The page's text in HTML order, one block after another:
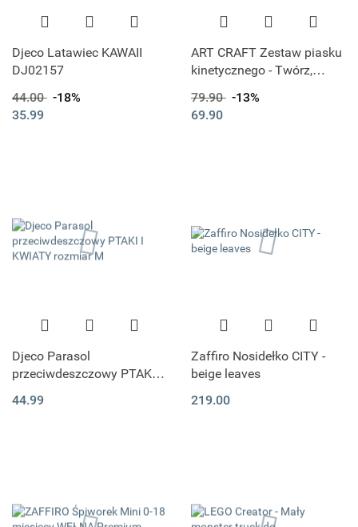
Djeco Latawiec KAWAII
DJ02157
44.00 -18%
35.99
ART CRAFT Zestaw piasku
kinetycznego - Twórz,
79.90 -13%
69.90
Djeco Parasol
przeciwdeszczowy PTAKI I
44.99
Zaffiro Nosidełko CITY -
beige leaves
219.00